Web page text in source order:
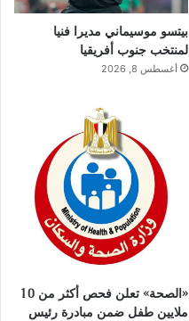
بيتسو موسيماني مديرا فنيا
لمنتخب جنوب أفريقيا
أغسطس 8, 2026
«الصحة» تعلن فحص أكثر من 10
ملايين طفل ضمن مبادرة رئيس